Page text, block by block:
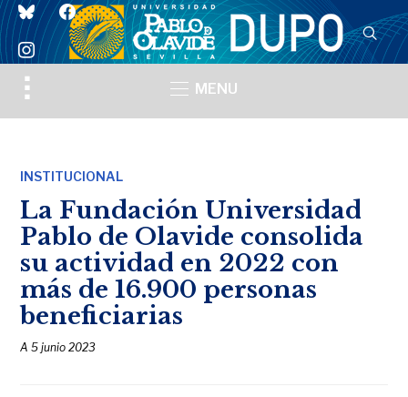
blueskyfacebook
instagram
Toggle
sidebar
MENU
INSTITUCIONAL
La Fundación Universidad
Pablo de Olavide consolida
su actividad en 2022 con
más de 16.900 personas
beneficiarias
A5 junio 2023